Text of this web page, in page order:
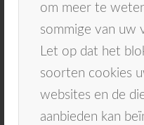
om meer te
sommige van uw
Let op dat het
soorten cookies
websites en de
aanbieden kan
krijgen zonder je